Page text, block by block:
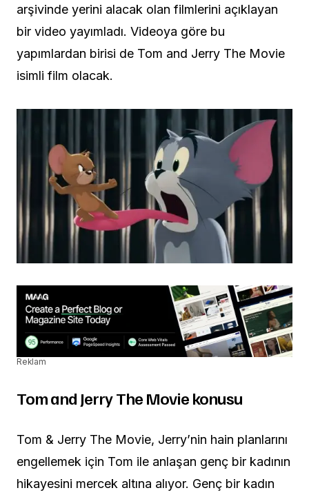
arşivinde yerini alacak olan filmlerini açıklayan
bir video yayımladı. Videoya göre bu
yapımlardan birisi de Tom and Jerry The Movie
isimli film olacak.
Reklam
Tom and Jerry The Movie konusu
Tom & Jerry The Movie, Jerry’nin hain planlarını
engellemek için Tom ile anlaşan genç bir kadının
hikayesini mercek altına alıyor. Genç bir kadın